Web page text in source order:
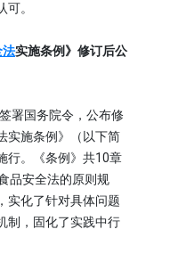
。
法实施条例》修订后公
国务院令，公布修
实施条例》（以下简
行。《条例》共10章
品安全法的原则规
实化了针对具体问题
制，固化了实践中行